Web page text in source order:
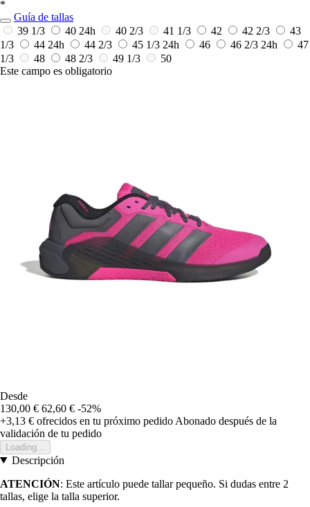
*
Guía de tallas
39 1/3
40 24h 40 2/3 41 1/3 42 42 2/3
43
1/3
44 24h 44 2/3 45 1/3 24h 46 46 2/3 24h
47
1/3
48 48 2/3 49 1/3
50
Este campo es obligatorio
Desde
130,00 € 62,60 € -52%
+3,13 € ofrecidos en tu próximo pedido Abonado después de la
validación de tu pedido
Loading...
Descripción
ATENCIÓN: Este artículo puede tallar pequeño. Si dudas entre 2
tallas, elige la talla superior.